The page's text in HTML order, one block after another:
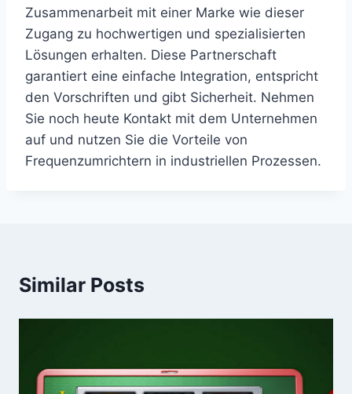
Zusammenarbeit mit einer Marke wie dieser
Zugang zu hochwertigen und spezialisierten
Lösungen erhalten. Diese Partnerschaft
garantiert eine einfache Integration, entspricht
den Vorschriften und gibt Sicherheit. Nehmen
Sie noch heute Kontakt mit dem Unternehmen
auf und nutzen Sie die Vorteile von
Frequenzumrichtern in industriellen Prozessen.
Similar Posts